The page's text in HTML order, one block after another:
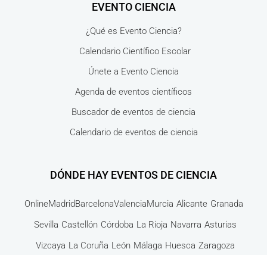
EVENTO CIENCIA
¿Qué es Evento Ciencia?
Calendario Científico Escolar
Únete a Evento Ciencia
Agenda de eventos científicos
Buscador de eventos de ciencia
Calendario de eventos de ciencia
DÓNDE HAY EVENTOS DE CIENCIA
OnlineMadridBarcelonaValenciaMurcia Alicante Granada
Sevilla Castellón Córdoba La Rioja Navarra Asturias
Vizcaya La Coruña León Málaga Huesca Zaragoza